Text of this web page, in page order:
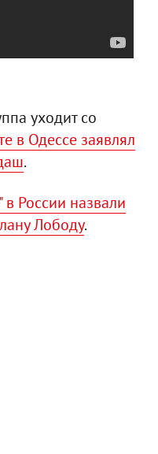
уходит со
в Одессе заявлял
.
России назвали
Лободу.